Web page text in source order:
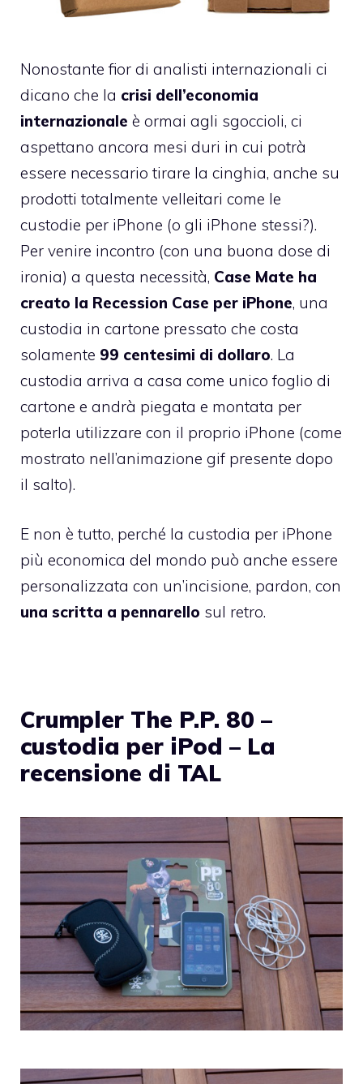
Nonostante fior di analisti internazionali ci
dicano che la crisi dell’economia
internazionale è ormai agli sgoccioli, ci
aspettano ancora mesi duri in cui potrà
essere necessario tirare la cinghia, anche su
prodotti totalmente velleitari come le
custodie per iPhone (o gli iPhone stessi?).
Per venire incontro (con una buona dose di
ironia) a questa necessità, Case Mate ha
creato la Recession Case per iPhone, una
custodia in cartone pressato che costa
solamente 99 centesimi di dollaro. La
custodia arriva a casa come unico foglio di
cartone e andrà piegata e montata per
poterla utilizzare con il proprio iPhone (come
mostrato nell’animazione gif presente dopo
il salto).
E non è tutto, perché la custodia per iPhone
più economica del mondo può anche essere
personalizzata con un’incisione, pardon, con
una scritta a pennarello sul retro.
Crumpler The P.P. 80 –
custodia per iPod – La
recensione di TAL